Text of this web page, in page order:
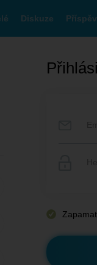
Diskuze